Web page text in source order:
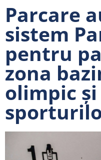
Parcare
sistem
pentru
zona
olimpic